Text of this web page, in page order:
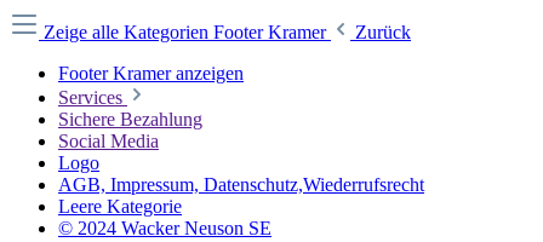
Zeige alle Kategorien Footer Kramer
Zurück
Footer Kramer anzeigen
Services
Sichere Bezahlung
Social Media
Logo
AGB, Impressum, Datenschutz,Wiederrufsrecht
Leere Kategorie
© 2024 Wacker Neuson SE